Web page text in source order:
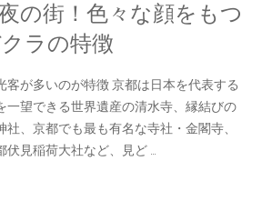
の街！色々な顔をもつ
ラの特徴
客が多いのが特徴 京都は日本を代表する
一望できる世界遺産の清水寺、縁結びの
、京都でも最も有名な寺社・金閣寺、
伏見稲荷大社など、見ど …